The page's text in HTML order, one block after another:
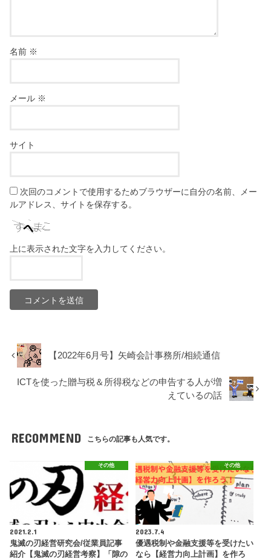
名前 ※
メール ※
サイト
次回のコメントで使用するためブラウザーに自分の名前、メー
ルアドレス、サイトを保存する。
上に表示された文字を入力してください。
【2022年6月号】矢崎会計事務所/相続通信
ICTを使った贈与税＆所得税などの申告する人が増
えているの話
RECOMMEND こちらの記事も人気です。
その他
2021.2.1
鬼滅の刃経営研究会/従業員記事
紹介【鬼滅の刃経営考察】「隙の
その他
2023.7.4
優遇税制や金融支援等を受けたい
なら【経営力向上計画】を作ろ